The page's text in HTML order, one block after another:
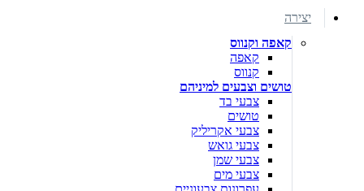
יצירה
קאפה וקנווס
קאפה
קנווס
טושים וצבעים למיניהם
צבעי בד
טושים
צבעי אקריליק
צבעי גואש
צבעי שמן
צבעי מים